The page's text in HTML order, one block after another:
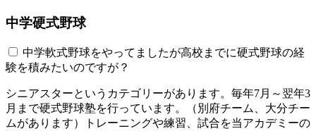
中学硬式野球
中学軟式野球をやってましたが高校までに硬式野球の経
験を積みたいのですが？
シニアスターというカテゴリーがあります。毎年7月～翌年3
月まで硬式野球塾を行っています。（別府チーム、大分チー
ムがあります）トレーニングや練習、試合を当アカデミーの